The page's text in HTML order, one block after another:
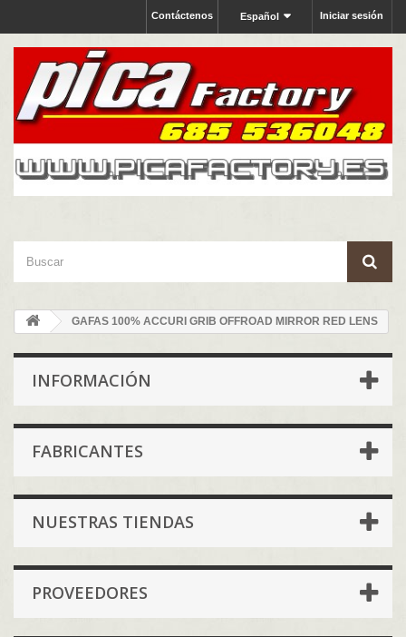
Iniciar sesión
Español
Contáctenos
GAFAS 100% ACCURI GRIB OFFROAD MIRROR RED LENS
INFORMACIÓN
FABRICANTES
NUESTRAS TIENDAS
PROVEEDORES